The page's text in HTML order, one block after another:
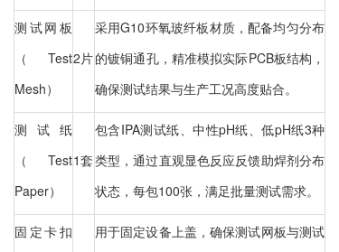
测试网板
（Test
Mesh）
2片
采用G10环氧玻纤板材质，配备均匀分布
的镀铜通孔，精准模拟实际PCB板结构，
确保测试结果与生产工况高度贴合。
测试纸
（Test
Paper）
1套
包含IPA测试纸、中性pH纸、低pH纸3种
类型，通过直观显色反应反馈助焊剂分布
状态，每包100张，满足批量测试需求。
固定卡扣
用于固定设备上盖，确保测试网板与测试